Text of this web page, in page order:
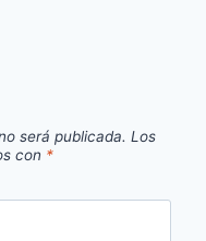
será publicada. Los
con *